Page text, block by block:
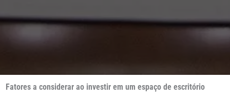
Fatores a considerar ao investir em um espaço de escritório